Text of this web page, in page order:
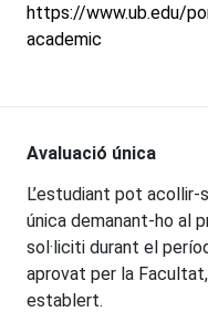
https://www.ub.edu/
academic
Avaluació única
L’estudiant pot acollir-
única demanant-ho al
sol·liciti durant el
aprovat per la
establert.